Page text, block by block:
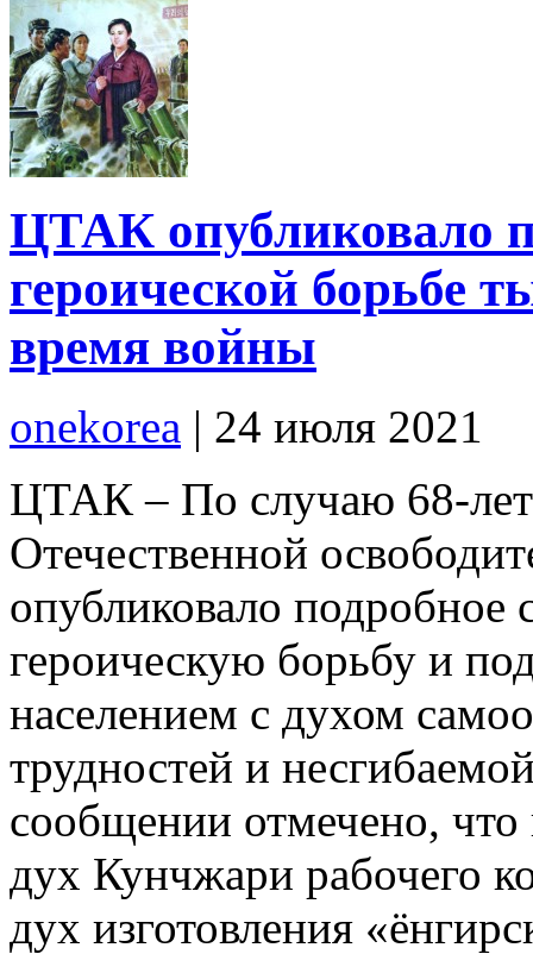
ЦТАК опубликовало
героической борьбе
время войны
onekorea | 24 июля 2021
ЦТАК – По случаю 68-
Отечественной
опубликовало
героическую борьбу и
населением с духом
трудностей и
сообщении отмечено,
дух Кунчжари рабочего
дух изготовления